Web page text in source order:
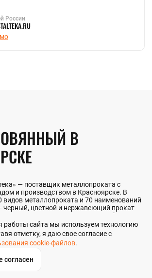
России
В
— поставщик металлопроката с
и производством в Красноярске. В
видов металлопроката и 70 наименований
черный, цветной и нержавеющий прокат
Мы реализуем анод оловянный как
прямо со склада из наличия или под
на всех этапах — от входного
работы сайта мы используем технологию
отметку, я даю свое согласие с
cookie-файлов.
согласен